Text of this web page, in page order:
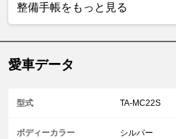
整備手帳をもっと見る
愛車データ
型式 TA-MC22S
ボディーカラー シルバー